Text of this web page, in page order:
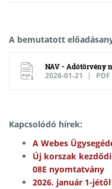
A bemutatott
NAV - Adótörvény
2026-01-21 PDF
Kapcsolódó hírek:
A Webes
Új korszak
08E nyomtatvány
2026. január 1-